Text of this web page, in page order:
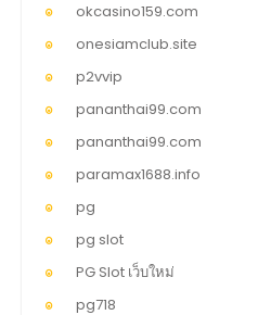
okcasino159.com
onesiamclub.site
p2vvip
pananthai99.com
pananthai99.com
paramax1688.info
pg
pg slot
PG Slot เว็บใหม่
pg718